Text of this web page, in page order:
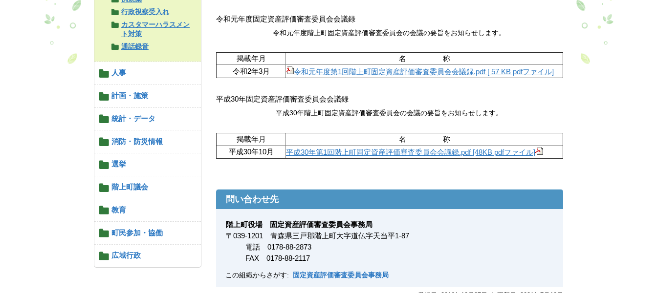
行政視察受入れ
カスタマーハラスメン
ト対策
通話録音
人事
計画・施策
統計・データ
消防・防災情報
選挙
階上町議会
教育
町民参加・協働
広域行政
令和元年度固定資産評価審査委員会会議録
令和元年度階上町固定資産評価審査委員会の会議の要旨をお知らせします。
掲載年月
名 称
令和2年3月
令和元年度第1回階上町固定資産評価審査委員会会議録.pdf [ 57 KB pdfファイル]
平成30年固定資産評価審査委員会会議録
平成30年階上町固定資産評価審査委員会の会議の要旨をお知らせします。
掲載年月
名 称
平成30年10月
平成30年第1回階上町固定資産評価審査委員会会議録.pdf [48KB pdfファイル]
問い合わせ先
階上町役場 固定資産評価審査委員会事務局
〒 039-1201
青森県三戸郡階上町大字道仏字天当平1-87
電話 0178-88-2873
FAX 0178-88-2117
この組織からさがす: 固定資産評価審査委員会事務局